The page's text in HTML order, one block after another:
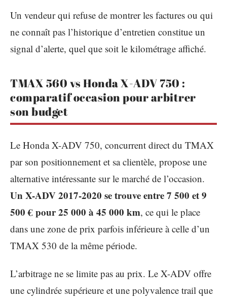
Un vendeur qui refuse de montrer les factures ou qui
ne connaît pas l’historique d’entretien constitue un
signal d’alerte, quel que soit le kilométrage affiché.
TMAX 560 vs Honda X-ADV 750 :
comparatif occasion pour arbitrer
son budget
Le Honda X-ADV 750, concurrent direct du TMAX
par son positionnement et sa clientèle, propose une
alternative intéressante sur le marché de l’occasion.
Un X-ADV 2017-2020 se trouve entre 7 500 et 9
500 € pour 25 000 à 45 000 km, ce qui le place
dans une zone de prix parfois inférieure à celle d’un
TMAX 530 de la même période.
L’arbitrage ne se limite pas au prix. Le X-ADV offre
une cylindrée supérieure et une polyvalence trail que